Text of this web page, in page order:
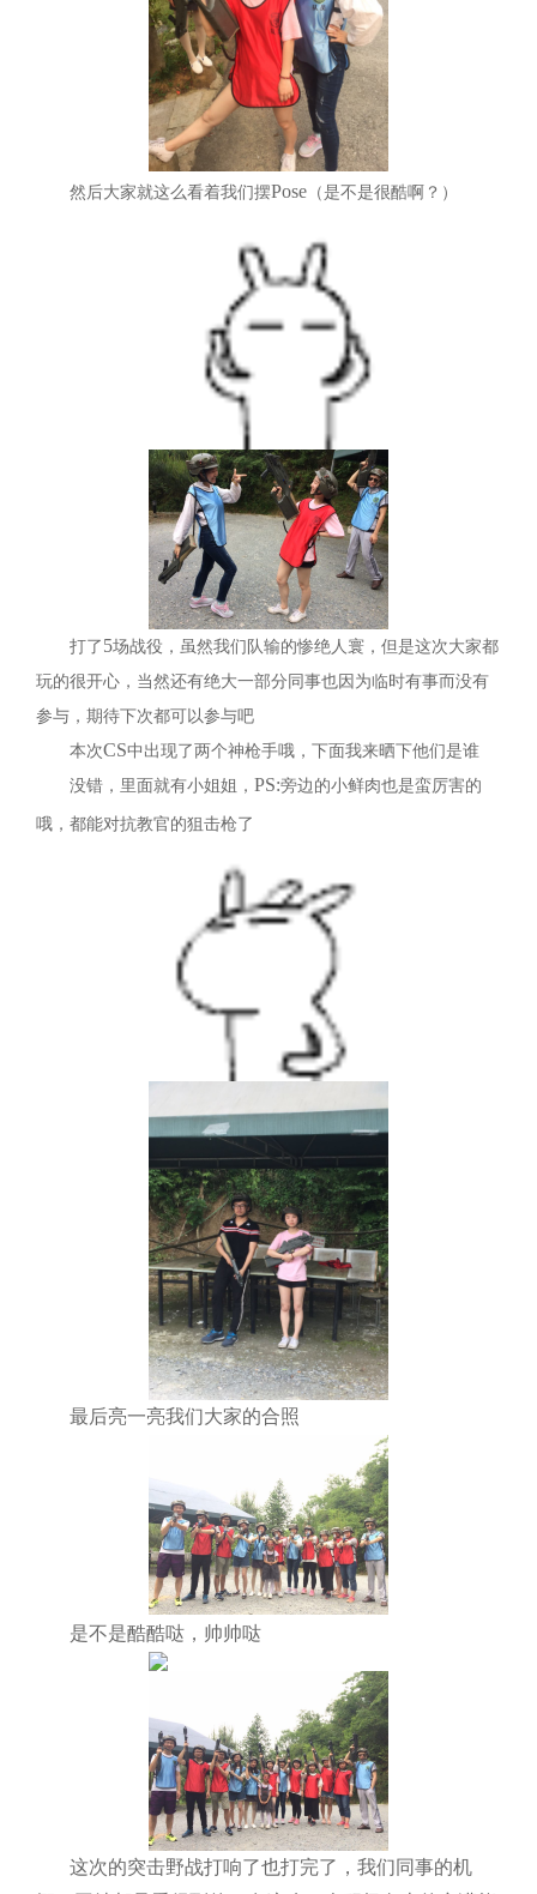
然后大家就这么看着我们摆Pose （是不是很酷啊？）
打了 5场战役，虽然我们队输的惨绝人寰，但是这次大家都
玩的很开心，当然还有绝大一部分同事也因为临时有事而没有
参与，期待下次都可以参与吧
本次CS中出现了两个神枪手哦，下面我来晒下他们是谁
没错，里面就有小姐姐， PS:旁边的小鲜肉也是蛮厉害的
哦，都能对抗教官的狙击枪了
最后亮一亮我们大家的合照
是不是酷酷哒，帅帅哒
这次的突击野战打响了也打完了，我们同事的机